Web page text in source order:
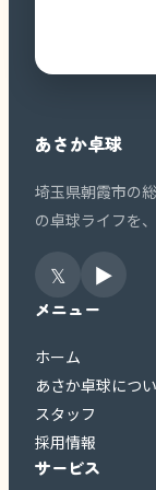
あさか卓球
埼玉県朝霞市の
の卓球ライフを
𝕏 ▶
メニュー
ホーム
あさか卓球につ
スタッフ
採用情報
サービス